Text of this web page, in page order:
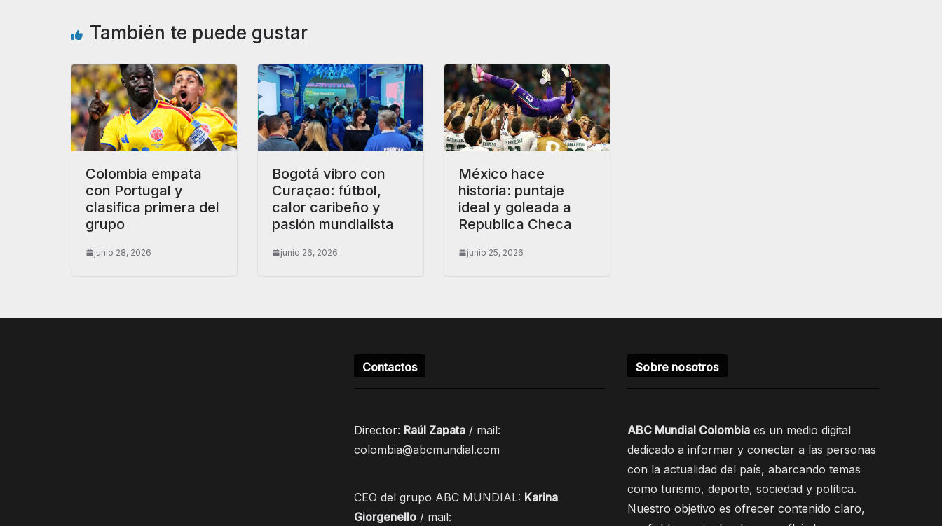
También te puede gustar
Colombia empata
con Portugal y
clasifica primera del
grupo
junio 28, 2026
Bogotá vibro con
Curaçao: fútbol,
calor caribeño y
pasión mundialista
junio 26, 2026
México hace
historia: puntaje
ideal y goleada a
Republica Checa
junio 25, 2026
Contactos
Director: Raúl Zapata/ mail:
colombia@abcmundial.com
CEO del grupo ABC MUNDIAL: Karina
Giorgenello/ mail:
Sobre nosotros
ABC Mundial Colombia es un medio digital
dedicado a informar y conectar a las personas
con la actualidad del país, abarcando temas
como turismo, deporte, sociedad y política.
Nuestro objetivo es ofrecer contenido claro,